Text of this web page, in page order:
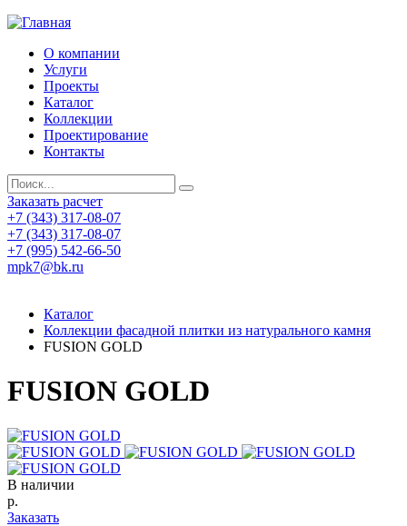
О компании
Услуги
Проекты
Каталог
Коллекции
Проектирование
Контакты
Заказать расчет
+7 (343) 317-08-07
+7 (343) 317-08-07
+7 (995) 542-66-50
mpk7@bk.ru
Каталог
Коллекции фасадной плитки из натурального камня
FUSION GOLD
FUSION GOLD
В наличии
р.
Заказать